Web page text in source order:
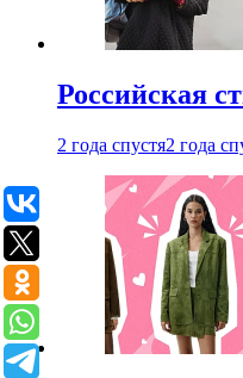
Российская
2 года спустя2 года